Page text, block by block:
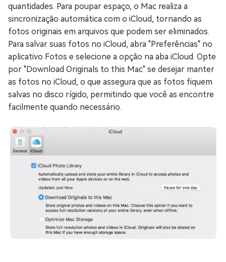
quantidades. Para poupar espaço, o Mac realiza a
sincronização automática com o iCloud, tornando as
fotos originais em arquivos que podem ser eliminados.
Para salvar suas fotos no iCloud, abra "Preferências" no
aplicativo Fotos e selecione a opção na aba iCloud. Opte
por "Download Originals to this Mac" se desejar manter
as fotos no iCloud, o que assegura que as fotos fiquem
salvas no disco rígido, permitindo que você as encontre
facilmente quando necessário.